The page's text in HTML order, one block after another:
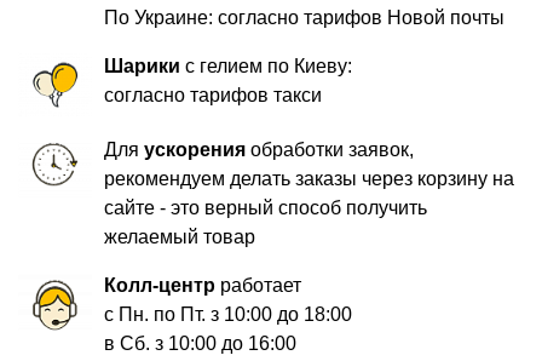
По Украине: согласно тарифов Новой почты
Шарики с гелием по Киеву:
согласно тарифов такси
Дляускорения обработки заявок,
рекомендуем делать заказы через корзину на
сайте - это верный способ получить
желаемый товар
Колл-центр работает
с Пн. по Пт. з 10:00 до 18:00
в Сб. з 10:00 до 16:00